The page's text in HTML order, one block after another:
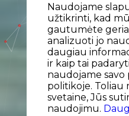
Naudojame
užtikrinti, kad
gautumėte
analizuoti jo
daugiau
ir kaip tai
naudojame
politikoje. Toliau
svetaine, Jūs
naudojimu.